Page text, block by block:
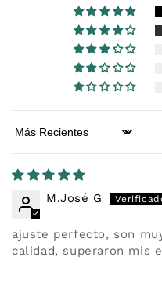
Sort by
M.José G
ajuste perfecto, son
calidad, superaron mis